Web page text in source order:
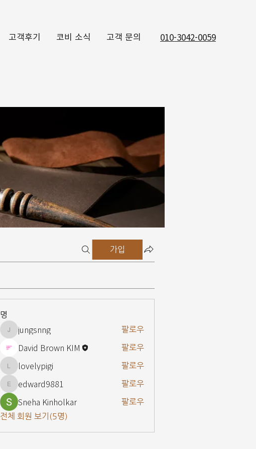
고객후기 코비 소식 고객 문의 010-3042-0059
가입
명
jungsnng
jungsnng 팔로우
David Brown KIM 팔로우
lovelypigi
lovelypigi 팔로우
edward9881
edward9881 팔로우
Sneha Kinholkar
팔로우
전체 회원 보기(5명)